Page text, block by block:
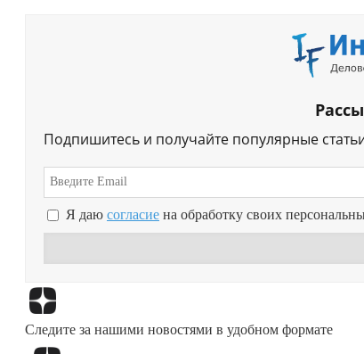
Подпишитесь и получайте популярные
Я даю согласие на обработку своих
Следите за нашими новостями в удобном формате